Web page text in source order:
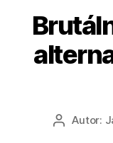
AutorAutor: